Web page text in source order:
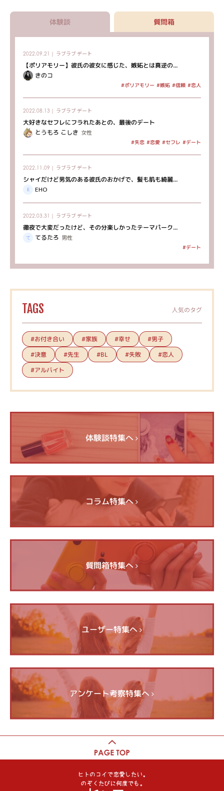
体験談 質問箱
2022.09.21｜ ラブラブ デート
【ポリアモリー】彼氏の彼女に感じた、嫉妬とは真逆の...
きのコ
#ポリアモリー #嫉妬 #信頼 #恋人
2022.08.13｜ ラブラブ デート
大好きなセフレにフラれたあとの、最後のデート
とうもろ こしき 女性
#失恋 #恋愛 #セフレ #デート
2022.11.09｜ ラブラブ デート
シャイだけど男気のある彼氏のおかげで、髪も肌も綺麗...
EHO
2022.03.31｜ ラブラブ デート
徹夜で大変だったけど、その分楽しかったテーマパーク...
てるたろ 男性
#デート
TAGS 人気のタグ
#お付き合い #家族 #幸せ
#男子
#決意
#先生 #BL #失敗 #恋人
#アルバイト
体験談特集へ
コラム特集へ
質問箱特集へ
ユーザー特集へ
アンケート考察特集へ